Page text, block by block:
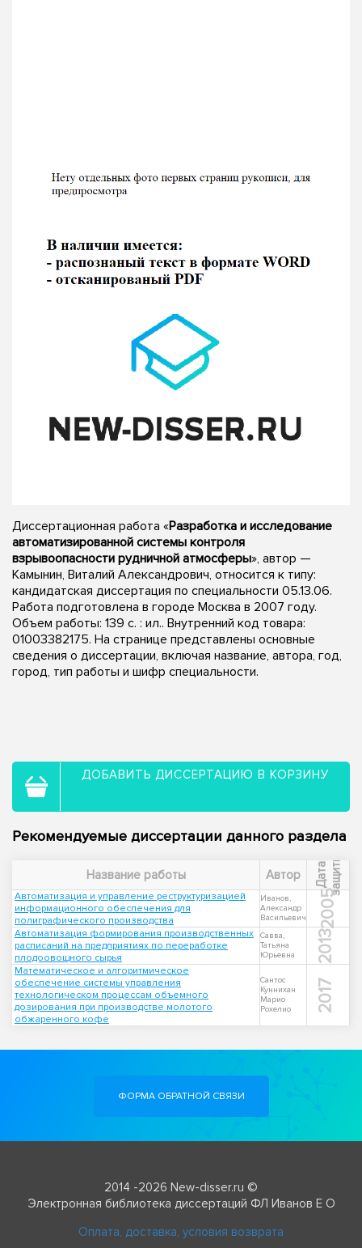
Диссертационная работа «Разработка и исследование
автоматизированной системы контроля
взрывоопасности рудничной атмосферы», автор —
Камынин, Виталий Александрович, относится к типу:
кандидатская диссертация по специальности 05.13.06.
Работа подготовлена в городе Москва в 2007 году.
Объем работы: 139 с. : ил.. Внутренний код товара:
01003382175. На странице представлены основные
сведения о диссертации, включая название, автора, год,
город, тип работы и шифр специальности.
ДОБАВИТЬ ДИССЕРТАЦИЮ В КОРЗИНУ
Рекомендуемые диссертации данного раздела
Название работы Автор Д
а
т
а
з
а
щ
и
т ы
Автоматизация и управление реструктуризацией
информационного обеспечения для
полиграфического производства
Иванов,
Александр
Васильевич
2005
Автоматизация формирования производственных
расписаний на предприятиях по переработке
плодоовощного сырья
Савва,
Татьяна
Юрьевна
2013
Математическое и алгоритмическое
обеспечение системы управления
технологическом процессам объемного
дозирования при производстве молотого
обжаренного кофе
Сантос
Куннихан
Марио
Рохелио
2017
ФОРМА ОБРАТНОЙ СВЯЗИ
2014 -2026 New-disser.ru ©
Электронная библиотека диссертаций ФЛ Иванов Е О
Оплата, доставка, условия возврата